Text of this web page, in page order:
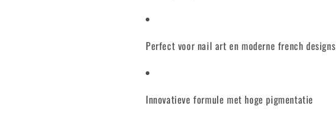
Perfect voor nail art en moderne french designs
Innovatieve formule met hoge pigmentatie